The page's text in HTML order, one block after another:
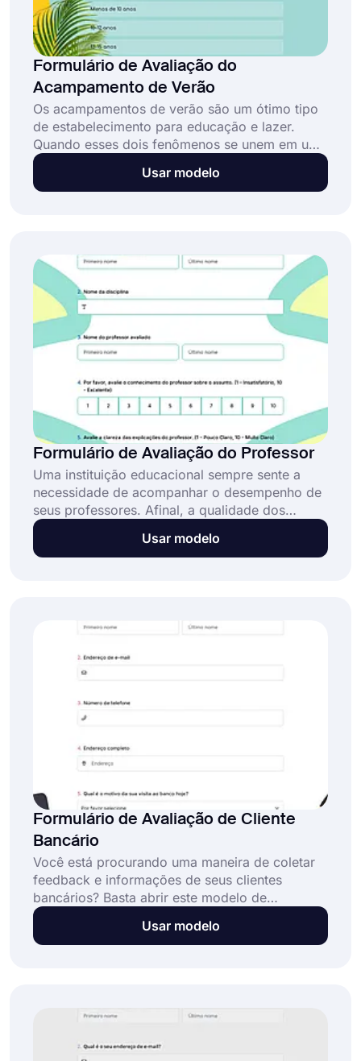
Formulário de Avaliação do
Acampamento de Verão
Os acampamentos de verão são um ótimo tipo
de estabelecimento para educação e lazer.
Quando esses dois fenômenos se unem em um
estabelecimento, as opiniões e sugestões dos
participantes/pais devem ser monitoradas para
acampamentos.
Usar modelo
Formulário de Avaliação do Professor
Uma instituição educacional sempre sente a
necessidade de acompanhar o desempenho de
seus professores. Afinal, a qualidade dos
professores reflete a qualidade da instituição.
Um formulário de avaliação do professor online
Usar modelo
Formulário de Avaliação de Cliente
Bancário
Você está procurando uma maneira de coletar
feedback e informações de seus clientes
bancários? Basta abrir este modelo de
formulário de avaliação de clientes bancários e
editar as perguntas para personalizá-lo. Você
Usar modelo